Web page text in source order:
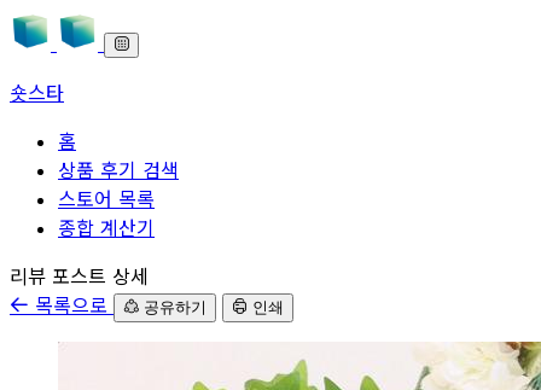
숏스타
홈
상품 후기 검색
스토어 목록
종합 계산기
본문으로 바로가기
리뷰 포스트 상세
목록으로
공유하기 인쇄